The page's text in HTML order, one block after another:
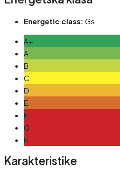
Energetic class: Gs
A+
A
B
C
D
E
F
G
H
Karakteristike